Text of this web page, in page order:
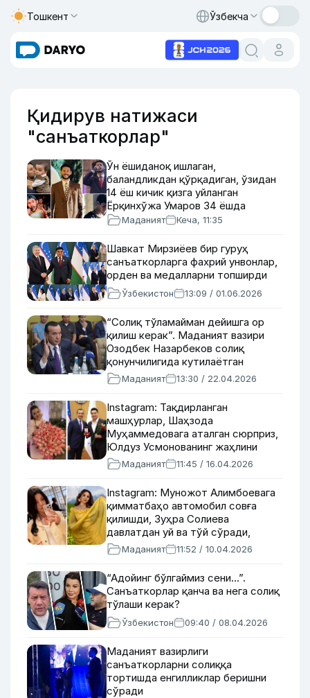
Тошкент Ўзбекча
Қидирув натижаси
"санъаткорлар"
Ўн ёшиданоқ ишлаган,
баландликдан қўрқадиган, ўзидан
14 ёш кичик қизга уйланган
Ёрқинхўжа Умаров 34 ёшда
Маданият Кеча, 11:35
Шавкат Мирзиёев бир гуруҳ
санъаткорларга фахрий унвонлар,
орден ва медалларни топширди
Ўзбекистон 13:09 / 01.06.2026
“Солиқ тўламайман дейишга ор
қилиш керак”. Маданият вазири
Озодбек Назарбеков солиқ
қонунчилигида кутилаётган
ўзгаришларга муносабат билдирди
Маданият 13:30 / 22.04.2026
Instagram: Тақдирланган
машҳурлар, Шаҳзода
Муҳаммедовага аталган сюрприз,
Юлдуз Усмонованинг жаҳлини
чиқаришди
Маданият 11:45 / 16.04.2026
Instagram: Муножот Алимбоевага
қимматбаҳо автомобил совға
қилишди, Зуҳра Солиева
давлатдан уй ва тўй сўради,
Илҳом Фармонов оиласида
жудолик
Маданият 11:52 / 10.04.2026
“Адойинг бўлгаймиз сени…”.
Санъаткорлар қанча ва нега солиқ
тўлаши керак?
Ўзбекистон 09:40 / 08.04.2026
Маданият вазирлиги
санъаткорларни солиққа
тортишда енгилликлар беришни
сўради